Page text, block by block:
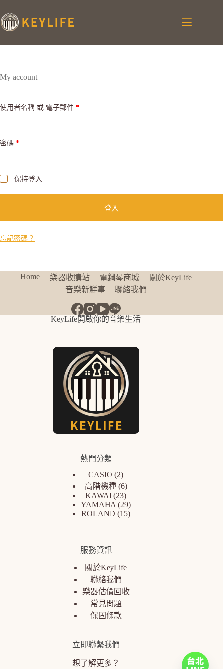
My account
使用者名稱 或 電子郵件 *
密碼 *
保持登入
登入
忘記密碼？
Home 樂器收購站 電鋼琴商城
關於KeyLife
音樂新鮮事
聯絡我們
KeyLife開啟你的音樂生活
熱門分類
CASIO
2
高階機種 6
KAWAI 23
YAMAHA
29
ROLAND
15
服務資訊
關於KeyLife
聯絡我們
樂器估價回收
常見問題
保固條款
立即聯繫我們
想了解更多？